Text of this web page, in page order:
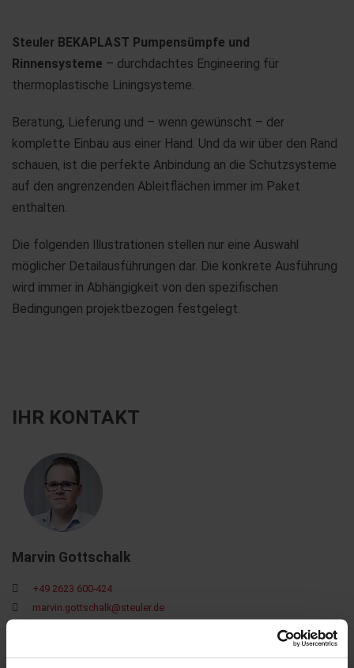
IHR KONTAKT
Marvin Gottschalk
+49 2623 600-424
marvin.gottschalk@steuler.de
Steuler BEKAPLAST Pumpensümpfe und
Rinnensysteme – durchdachtes Engineering für
thermoplastische Liningsysteme.
Beratung, Lieferung und – wenn gewünscht – der
komplette Einbau aus einer Hand. Und da wir über den Rand
schauen, ist die perfekte Anbindung an die Schutzsysteme
auf den angrenzenden Ableitflächen immer im Paket
enthalten.
Die folgenden Illustrationen stellen nur eine Auswahl
möglicher Detailausführungen dar. Die konkrete Ausführung
wird immer in Abhängigkeit von den spezifischen
Bedingungen projektbezogen festgelegt.